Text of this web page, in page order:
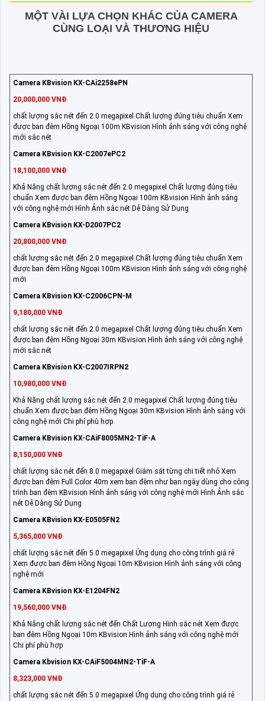
MỘT VÀI LỰA CHỌN KHÁC CỦA CAMERA
CÙNG LOẠI VÀ THƯƠNG HIỆU
Camera KBvision KX-CAi2258ePN
20,000,000 VNĐ
chất lượng sắc nét đến 2.0 megapixel Chất lượng đúng tiêu chuẩn Xem
được ban đêm Hồng Ngoại 100m KBvision Hình ảnh sáng với công nghệ
mới sắc nét
Camera KBvision KX-C2007ePC2
18,100,000 VNĐ
Khả Năng chất lượng sắc nét đến 2.0 megapixel Chất lượng đúng tiêu
chuẩn Xem được ban đêm Hồng Ngoại 100m KBvision Hình ảnh sáng
với công nghệ mới Hình Ảnh sắc nét Dễ Dàng Sử Dụng
Camera KBvision KX-D2007PC2
20,800,000 VNĐ
chất lượng sắc nét đến 2.0 megapixel Chất lượng đúng tiêu chuẩn Xem
được ban đêm Hồng Ngoại 100m KBvision Hình ảnh sáng với công nghệ
mới
Camera KBvision KX-C2006CPN-M
9,180,000 VNĐ
chất lượng sắc nét đến 2.0 megapixel Chất lượng đúng tiêu chuẩn Xem
được ban đêm Hồng Ngoại 30m KBvision Hình ảnh sáng với công nghệ
mới sắc nét
Camera KBvision KX-C2007IRPN2
10,980,000 VNĐ
Khả Năng chất lượng sắc nét đến 2.0 megapixel Chất lượng đúng tiêu
chuẩn Xem được ban đêm Hồng Ngoại 30m KBvision Hình ảnh sáng với
công nghệ mới Chi phí phù hợp
Camera KBvision KX-CAiF8005MN2-TiF-A
8,150,000 VNĐ
chất lượng sắc nét đến 8.0 megapixel Giám sát từng chi tiết nhỏ Xem
được ban đêm Full Color 40m xem ban đêm như ban ngày dùng cho công
trình ban đêm KBvision Hình ảnh sáng với công nghệ mới Hình Ảnh sắc
nét Dễ Dàng Sử Dụng
Camera KBvision KX-E0505FN2
5,365,000 VNĐ
chất lượng sắc nét đến 5.0 megapixel Ứng dụng cho công trình giá rẻ
Xem được ban đêm Hồng Ngoại 10m KBvision Hình ảnh sáng với công
nghệ mới
Camera KBvision KX-E1204FN2
19,560,000 VNĐ
Khả Năng chất lượng sắc nét đến Chất Lượng Hình sắc nét Xem được
ban đêm Hồng Ngoại 10m KBvision Hình ảnh sáng với công nghệ mới
Chi phí phù hợp
Camera Kbvision KX-CAiF5004MN2-TiF-A
8,323,000 VNĐ
chất lượng sắc nét đến 5.0 megapixel Ứng dụng cho công trình giá rẻ